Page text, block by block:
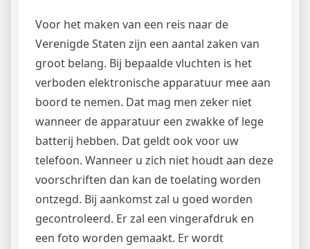
Voor het maken van een reis naar de
Verenigde Staten zijn een aantal zaken van
groot belang. Bij bepaalde vluchten is het
verboden elektronische apparatuur mee aan
boord te nemen. Dat mag men zeker niet
wanneer de apparatuur een zwakke of lege
batterij hebben. Dat geldt ook voor uw
telefoon. Wanneer u zich niet houdt aan deze
voorschriften dan kan de toelating worden
ontzegd. Bij aankomst zal u goed worden
gecontroleerd. Er zal een vingerafdruk en
een foto worden gemaakt. Er wordt